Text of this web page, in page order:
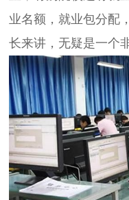
业名额，就业包分配
长来讲，无疑是一个